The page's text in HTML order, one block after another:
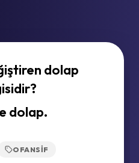
dolap
dolap.
OFANSIF